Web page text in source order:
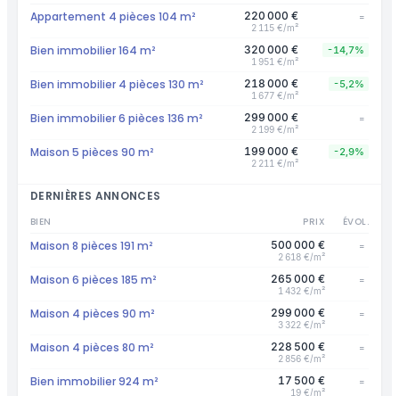
Appartement 4 pièces 104 m² 220 000 €
2 115 €/m²
=
Bien immobilier 164 m² 320 000 €
1 951 €/m²
-14,7%
Bien immobilier 4 pièces 130 m² 218 000 €
1 677 €/m²
-5,2%
Bien immobilier 6 pièces 136 m² 299 000 €
2 199 €/m²
=
Maison 5 pièces 90 m² 199 000 €
2 211 €/m²
-2,9%
DERNIÈRES ANNONCES
BIEN PRIX ÉVOL.
Maison 8 pièces 191 m² 500 000 €
2 618 €/m²
=
Maison 6 pièces 185 m² 265 000 €
1 432 €/m²
=
Maison 4 pièces 90 m² 299 000 €
3 322 €/m²
=
Maison 4 pièces 80 m² 228 500 €
2 856 €/m²
=
Bien immobilier 924 m² 17 500 €
19 €/m²
=